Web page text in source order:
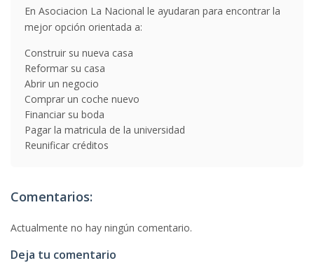
En Asociacion La Nacional le ayudaran para encontrar la
mejor opción orientada a:
Construir su nueva casa
Reformar su casa
Abrir un negocio
Comprar un coche nuevo
Financiar su boda
Pagar la matricula de la universidad
Reunificar créditos
Comentarios:
Actualmente no hay ningún comentario.
Deja tu comentario